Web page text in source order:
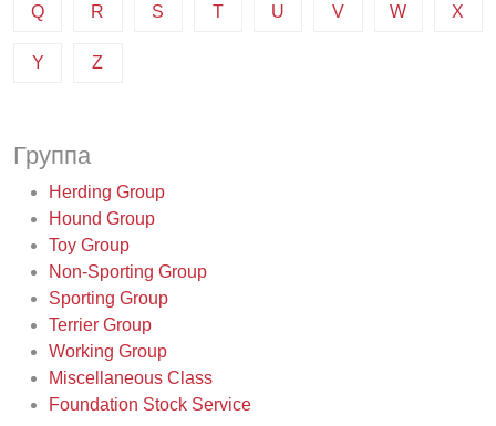
Q R S T U V W X
Y Z
Группа
Herding Group
Hound Group
Toy Group
Non-Sporting Group
Sporting Group
Terrier Group
Working Group
Miscellaneous Class
Foundation Stock Service